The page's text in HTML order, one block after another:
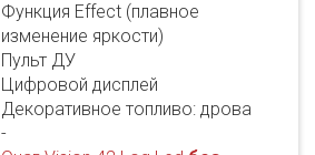
Функция Effect (плавное
изменение яркости)
Пульт ДУ
Цифровой дисплей
Декоративное топливо: дрова
-